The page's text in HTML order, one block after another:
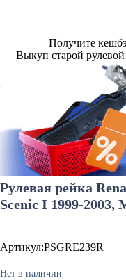
Получите
Выкуп старой
Рулевая рейка
Scenic I 1999-2003,
Артикул:PSGRE239R
Нет в наличии